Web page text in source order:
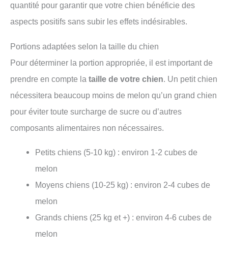
quantité pour garantir que votre chien bénéficie des
aspects positifs sans subir les effets indésirables.
Portions adaptées selon la taille du chien
Pour déterminer la portion appropriée, il est important de
prendre en compte la taille de votre chien . Un petit chien
nécessitera beaucoup moins de melon qu’un grand chien
pour éviter toute surcharge de sucre ou d’autres
composants alimentaires non nécessaires.
Petits chiens (5-10 kg) : environ 1-2 cubes de
melon
Moyens chiens (10-25 kg) : environ 2-4 cubes de
melon
Grands chiens (25 kg et +) : environ 4-6 cubes de
melon